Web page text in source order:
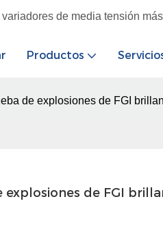
de media tensión
Productos
de explosiones de FGI
de FGI